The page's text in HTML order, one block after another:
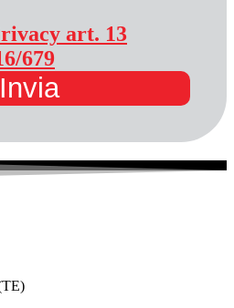
art. 13
679
Invia